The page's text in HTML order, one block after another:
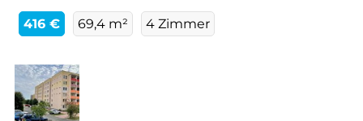
416 € 69,4 m² 4 Zimmer